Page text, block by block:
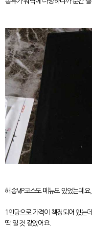
해송VIP코스도 메뉴도 있었는데
1인당으로 가격이 책정되어 있는
딱 일 것 같았어요.